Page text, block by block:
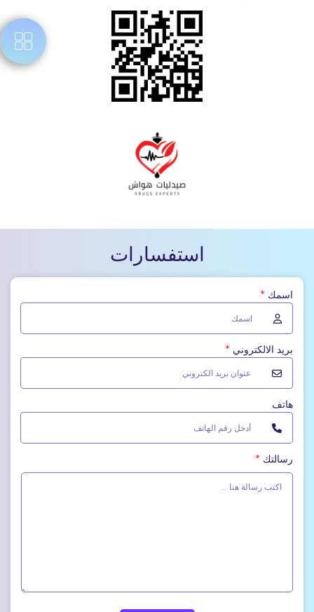
استفسارات
اسمك *
بريد الالكتروني *
هاتف
رسالتك *